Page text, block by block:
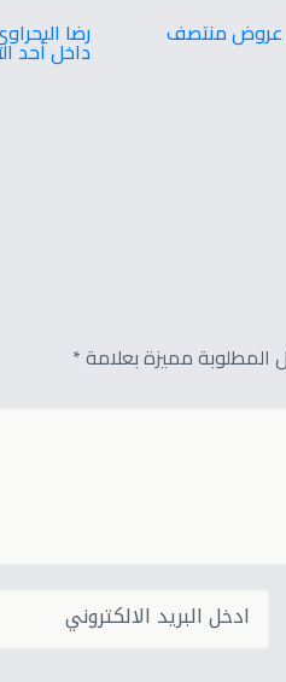
‬داخل‭ ‬أحد‭ ‬الفنادق‭ ‬الشهيرة
المطلوبة مميزة بعلامة *